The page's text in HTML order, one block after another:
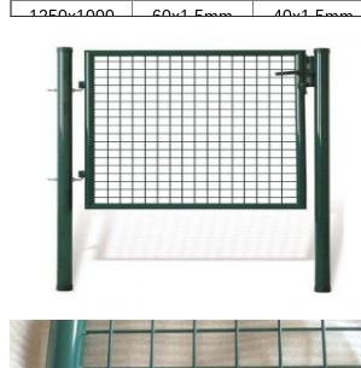
1250x1000
60x1.5mm 40x1.5mm
1500x10000